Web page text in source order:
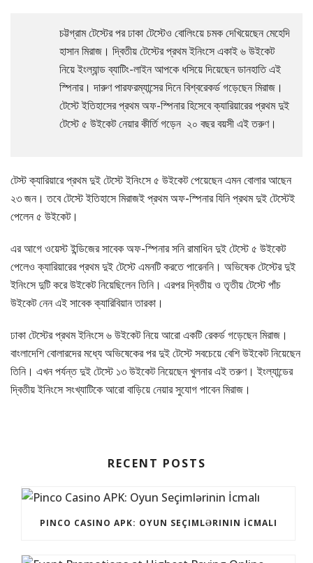
চট্টগ্রাম টেস্টের পর ঢাকা টেস্টেও বোলিংয়ে চমক দেখিয়েছেন মেহেদি
হাসান মিরাজ। দ্বিতীয় টেস্টের প্রথম ইনিংসে একাই ৬ উইকেট
নিয়ে ইংল্যান্ড ব্যাটিং-লাইন আপকে ধসিয়ে দিয়েছেন ডানহাতি এই
স্পিনার। দারুণ পারফরম্যান্সের দিনে বিশ্বরেকর্ড গড়েছেন মিরাজ।
টেস্টে ইতিহাসের প্রথম অফ-স্পিনার হিসেবে ক্যারিয়ারের প্রথম দুই
টেস্টে ৫ উইকেট নেয়ার কীর্তি গড়েন ২০ বছর বয়সী এই তরুণ।
টেস্ট ক্যারিয়ারে প্রথম দুই টেস্টে ইনিংসে ৫ উইকেট পেয়েছেন এমন বোলার আছেন
২৩ জন। তবে টেস্টে ইতিহাসে মিরাজই প্রথম অফ-স্পিনার যিনি প্রথম দুই টেস্টেই
পেলেন ৫ উইকেট।
এর আগে ওয়েস্ট ইন্ডিজের সাবেক অফ-স্পিনার সনি রামাধিন দুই টেস্টে ৫ উইকেট
পেলেও ক্যারিয়ারের প্রথম দুই টেস্টে এমনটি করতে পারেননি। অভিষেক টেস্টের দুই
ইনিংসে দুটি করে উইকেট নিয়েছিলেন তিনি। এরপর দ্বিতীয় ও তৃতীয় টেস্টে পাঁচ
উইকেট নেন এই সাবেক ক্যারিবিয়ান তারকা।
ঢাকা টেস্টের প্রথম ইনিংসে ৬ উইকেট নিয়ে আরো একটি রেকর্ড গড়েছেন মিরাজ।
বাংলাদেশি বোলারদের মধ্যে অভিষেকের পর দুই টেস্টে সবচেয়ে বেশি উইকেট নিয়েছেন
তিনি। এখন পর্যন্ত দুই টেস্টে ১৩ উইকেট নিয়েছেন খুলনার এই তরুণ। ইংল্যান্ডের
দ্বিতীয় ইনিংসে সংখ্যাটিকে আরো বাড়িয়ে নেয়ার সুযোগ পাবেন মিরাজ।
RECENT POSTS
PINCO CASINO APK: OYUN SEÇIMLƏRININ İCMALI